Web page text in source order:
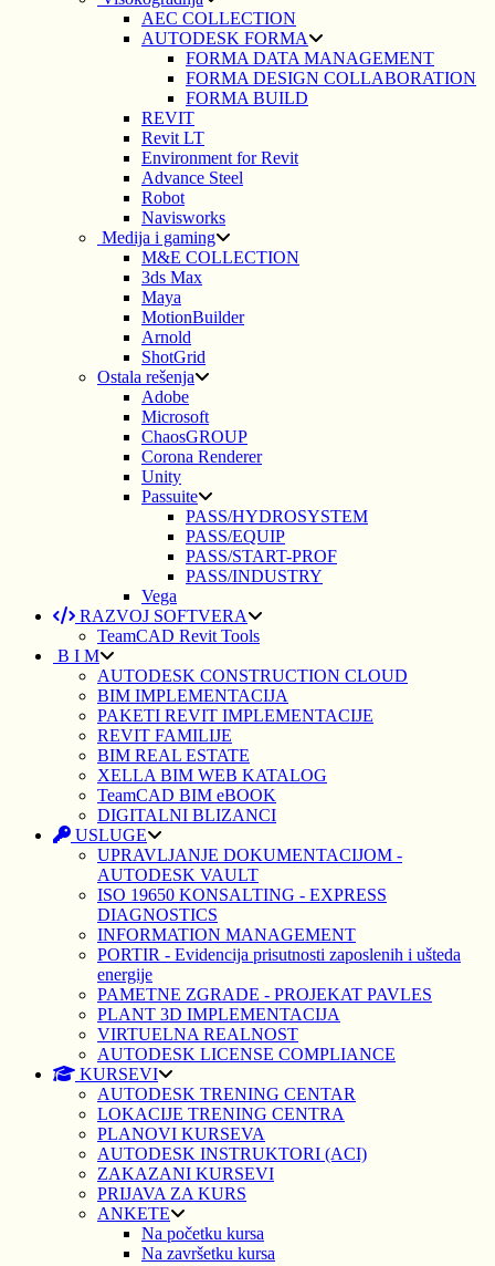
AEC COLLECTION
AUTODESK FORMA
FORMA DATA MANAGEMENT
FORMA DESIGN COLLABORATION
FORMA BUILD
REVIT
Revit LT
Environment for Revit
Advance Steel
Robot
Navisworks
Medija i gaming
M&E COLLECTION
3ds Max
Maya
MotionBuilder
Arnold
ShotGrid
Ostala rešenja
Adobe
Microsoft
ChaosGROUP
Corona Renderer
Unity
Passuite
PASS/HYDROSYSTEM
PASS/EQUIP
PASS/START-PROF
PASS/INDUSTRY
Vega
RAZVOJ SOFTVERA
TeamCAD Revit Tools
B I M
AUTODESK CONSTRUCTION CLOUD
BIM IMPLEMENTACIJA
PAKETI REVIT IMPLEMENTACIJE
REVIT FAMILIJE
BIM REAL ESTATE
XELLA BIM WEB KATALOG
TeamCAD BIM eBOOK
DIGITALNI BLIZANCI
USLUGE
UPRAVLJANJE DOKUMENTACIJOM -
AUTODESK VAULT
ISO 19650 KONSALTING - EXPRESS
DIAGNOSTICS
INFORMATION MANAGEMENT
PORTIR - Evidencija prisutnosti zaposlenih i ušteda
energije
PAMETNE ZGRADE - PROJEKAT PAVLES
PLANT 3D IMPLEMENTACIJA
VIRTUELNA REALNOST
AUTODESK LICENSE COMPLIANCE
KURSEVI
AUTODESK TRENING CENTAR
LOKACIJE TRENING CENTRA
PLANOVI KURSEVA
AUTODESK INSTRUKTORI (ACI)
ZAKAZANI KURSEVI
PRIJAVA ZA KURS
ANKETE
Na početku kursa
Na završetku kursa